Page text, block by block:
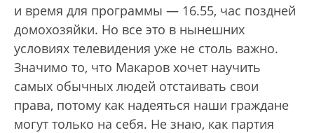
и время для программы — 16.55, час поздней
домохозяйки. Но все это в нынешних
условиях телевидения уже не столь важно.
Значимо то, что Макаров хочет научить
самых обычных людей отстаивать свои
права, потому как надеяться наши граждане
могут только на себя. Не знаю, как партия